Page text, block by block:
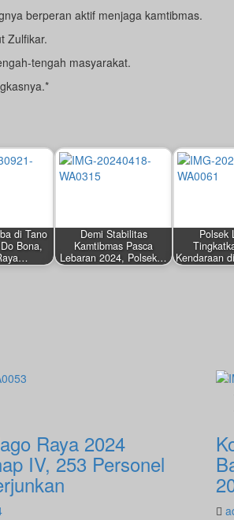
berperan aktif menjaga kamtibmas.
Zulfikar.
tengah masyarakat.
di Tano
Bona,
Demi Stabilitas
Kamtibmas Pasca
Lebaran 2024, Polsek…
Polsek
Kendaraan
Raya 2024
IV, 253 Personel